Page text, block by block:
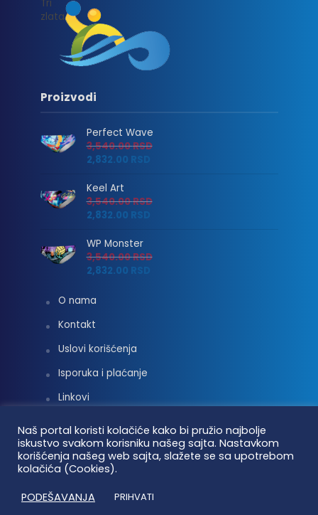
Proizvodi
Perfect Wave
3,540.00RSD
2,832.00 RSD
Keel Art
3,540.00RSD
2,832.00 RSD
WP Monster
3,540.00RSD
2,832.00 RSD
O nama
Kontakt
Uslovi korišćenja
Isporuka i plaćanje
Linkovi
Vaterpolo vesti © 2026. Sva prava zadržana.
Naš portal koristi kolačiće kako bi pružio najbolje
iskustvo svakom korisniku našeg sajta. Nastavkom
korišćenja našeg web sajta, slažete se sa upotrebom
kolačića (Cookies).
PODEŠAVANJA
PRIHVATI